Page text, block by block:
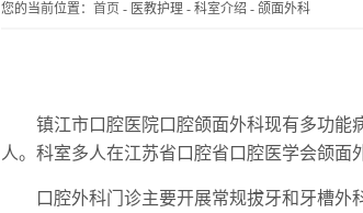
您的当前位置： 首页 - 医教护理 - 科室介绍 - 颌面外科
镇江市口腔医院口腔颌面外科现有多功能病
人。科室多人在江苏省口腔省口腔医学会颌面
口腔外科门诊主要开展常规拔牙和牙槽外